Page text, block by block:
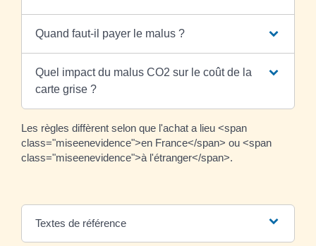
Quand faut-il payer le malus ?
Quel impact du malus CO2 sur le coût de la
carte grise ?
Les règles diffèrent selon que l'achat a lieu <span
class="miseenevidence">en France</span> ou <span
class="miseenevidence">à l'étranger</span>.
Textes de référence